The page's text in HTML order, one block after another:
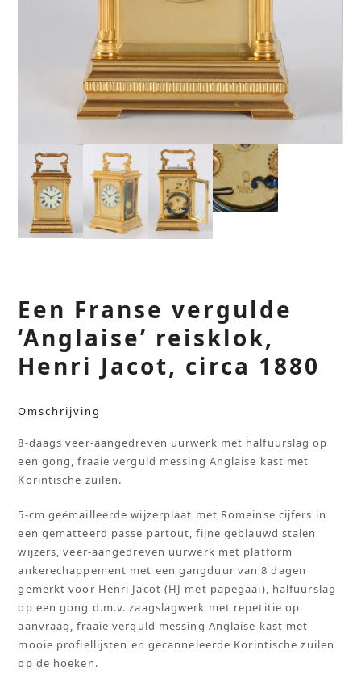
Een Franse vergulde
‘Anglaise’ reisklok,
Henri Jacot, circa 1880
Omschrijving
8-daags veer-aangedreven uurwerk met halfuurslag op
een gong, fraaie verguld messing Anglaise kast met
Korintische zuilen.
5-cm geëmailleerde wijzerplaat met Romeinse cijfers in
een gematteerd passe partout, fijne geblauwd stalen
wijzers, veer-aangedreven uurwerk met platform
ankerechappement met een gangduur van 8 dagen
gemerkt voor Henri Jacot (HJ met papegaai), halfuurslag
op een gong d.m.v. zaagslagwerk met repetitie op
aanvraag, fraaie verguld messing Anglaise kast met
mooie profiellijsten en gecanneleerde Korintische zuilen
op de hoeken.